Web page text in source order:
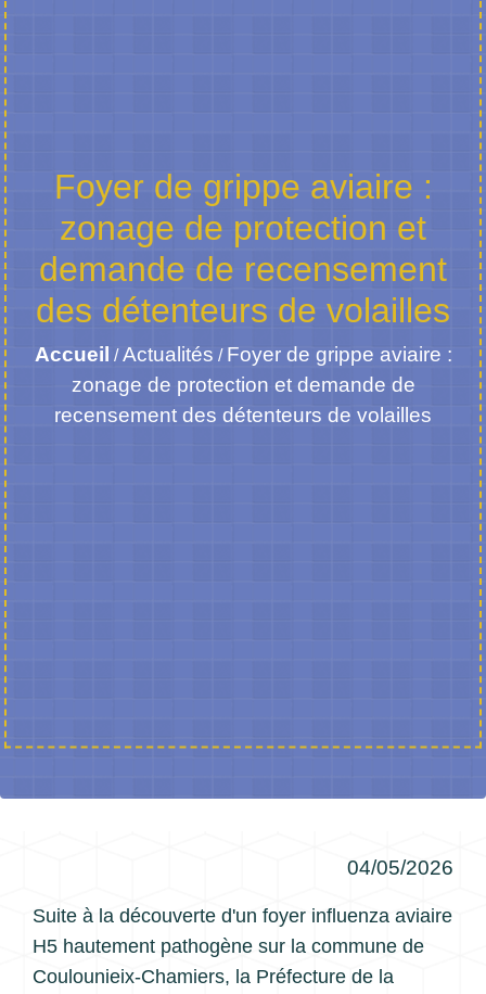
Foyer de grippe aviaire :
zonage de protection et
demande de recensement
des détenteurs de volailles
Accueil /Actualités / Foyer de grippe aviaire :
zonage de protection et demande de
recensement des détenteurs de volailles
04/05/2026
Suite à la découverte d'un foyer influenza aviaire
H5 hautement pathogène sur la commune de
Coulounieix-Chamiers, la Préfecture de la